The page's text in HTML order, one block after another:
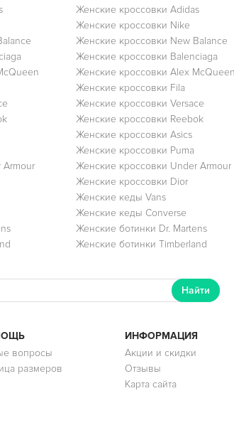
Женские кроссовки Adidas
Женские кроссовки Nike
Женские кроссовки New Balance
Женские кроссовки Balenciaga
Женские кроссовки Alex
Женские кроссовки Fila
Женские кроссовки Versace
Женские кроссовки Reebok
Женские кроссовки Asics
Женские кроссовки Puma
Женские кроссовки Under Armour
Женские кроссовки Dior
Женские кеды Vans
Женские кеды Converse
Женские ботинки Dr. Martens
Женские ботинки Timberland
Найти
вопросы
размеров
ИНФОРМАЦИЯ
Акции и скидки
Отзывы
Карта сайта